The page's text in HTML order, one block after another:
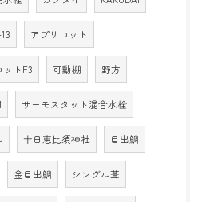
アプリコット
ットF3 可動棚 野方
サーモスタット混合水栓
十日恵比須神社 目出鯛
金目出鯛 シングル葺